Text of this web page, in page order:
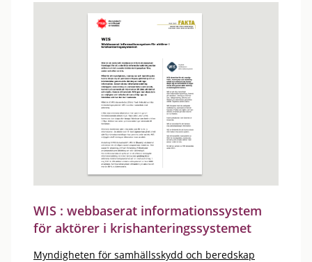
WIS : webbaserat informationssystem
för aktörer i krishanteringssystemet
Myndigheten för samhällsskydd och beredskap